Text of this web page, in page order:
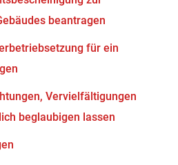
beantragen
für ein
Vervielfältigungen
beglaubigen lassen